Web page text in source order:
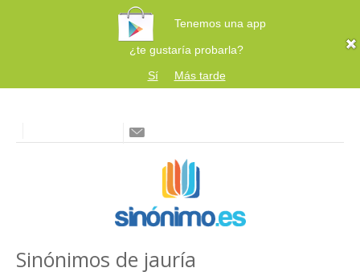
Tenemos una app
¿te gustaría probarla?
Sí
Más tarde
Sinónimos de jauría